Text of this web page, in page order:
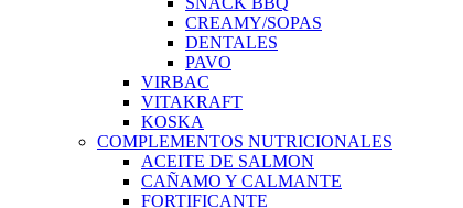
CREAMY/SOPAS
DENTALES
PAVO
VIRBAC
VITAKRAFT
KOSKA
COMPLEMENTOS NUTRICIONALES
ACEITE DE SALMON
CAÑAMO Y CALMANTE
FORTIFICANTE